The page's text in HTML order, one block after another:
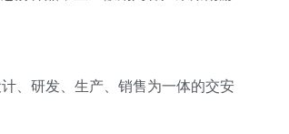
、研发、生产、销售为一体的交安